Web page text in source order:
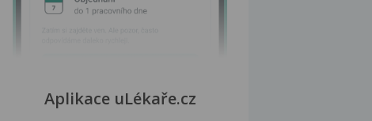
Aplikace uLékaře.cz